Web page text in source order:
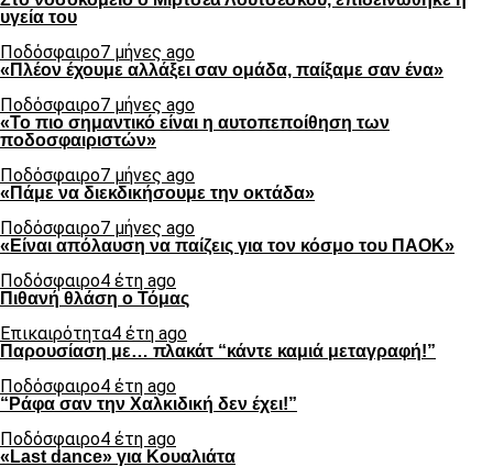
υγεία του
Ποδόσφαιρο7 μήνες ago
«Πλέον έχουμε αλλάξει σαν ομάδα, παίξαμε σαν ένα»
Ποδόσφαιρο7 μήνες ago
«Το πιο σημαντικό είναι η αυτοπεποίθηση των
ποδοσφαιριστών»
Ποδόσφαιρο7 μήνες ago
«Πάμε να διεκδικήσουμε την οκτάδα»
Ποδόσφαιρο7 μήνες ago
«Είναι απόλαυση να παίζεις για τον κόσμο του ΠΑΟΚ»
Ποδόσφαιρο4 έτη ago
Πιθανή θλάση ο Τόμας
Επικαιρότητα4 έτη ago
Παρουσίαση με… πλακάτ “κάντε καμιά μεταγραφή!”
Ποδόσφαιρο4 έτη ago
“Ράφα σαν την Χαλκιδική δεν έχει!”
Ποδόσφαιρο4 έτη ago
«Last dance» για Κουαλιάτα